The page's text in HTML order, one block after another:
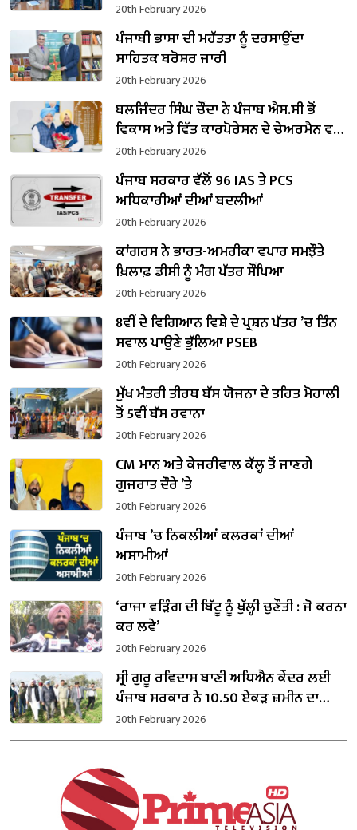
20th February 2026
ਪੰਜਾਬੀ ਭਾਸ਼ਾ ਦੀ ਮਹੱਤਤਾ ਨੂੰ ਦਰਸਾਉਂਦਾ
ਸਾਹਿਤਕ ਬਰੋਸ਼ਰ ਜਾਰੀ
20th February 2026
ਬਲਜਿੰਦਰ ਸਿੰਘ ਚੌਂਦਾ ਨੇ ਪੰਜਾਬ ਐਸ.ਸੀ ਭੋਂ
ਵਿਕਾਸ ਅਤੇ ਵਿੱਤ ਕਾਰਪੋਰੇਸ਼ਨ ਦੇ ਚੇਅਰਮੈਨ ਵਜੋਂ
ਸੰਭਾਲਿਆ ਕਾਰਜਭਾਰ
20th February 2026
ਪੰਜਾਬ ਸਰਕਾਰ ਵੱਲੋਂ 96 IAS ਤੇ PCS
ਅਧਿਕਾਰੀਆਂ ਦੀਆਂ ਬਦਲੀਆਂ
20th February 2026
ਕਾਂਗਰਸ ਨੇ ਭਾਰਤ-ਅਮਰੀਕਾ ਵਪਾਰ ਸਮਝੌਤੇ
ਖ਼ਿਲਾਫ਼ ਡੀਸੀ ਨੂੰ ਮੰਗ ਪੱਤਰ ਸੌਂਪਿਆ
20th February 2026
8ਵੀਂ ਦੇ ਵਿਗਿਆਨ ਵਿਸ਼ੇ ਦੇ ਪ੍ਰਸ਼ਨ ਪੱਤਰ ’ਚ ਤਿੰਨ
ਸਵਾਲ ਪਾਉਣੇ ਭੁੱਲਿਆ PSEB
20th February 2026
ਮੁੱਖ ਮੰਤਰੀ ਤੀਰਥ ਬੱਸ ਯੋਜਨਾ ਦੇ ਤਹਿਤ ਮੋਹਾਲੀ
ਤੋਂ 5ਵੀਂ ਬੱਸ ਰਵਾਨਾ
20th February 2026
CM ਮਾਨ ਅਤੇ ਕੇਜਰੀਵਾਲ ਕੱਲ੍ਹ ਤੋਂ ਜਾਣਗੇ
ਗੁਜਰਾਤ ਦੌਰੇ ’ਤੇ
20th February 2026
ਪੰਜਾਬ ’ਚ ਨਿਕਲੀਆਂ ਕਲਰਕਾਂ ਦੀਆਂ
ਅਸਾਮੀਆਂ
20th February 2026
‘ਰਾਜਾ ਵੜਿੰਗ ਦੀ ਬਿੱਟੂ ਨੂੰ ਖੁੱਲ੍ਹੀ ਚੁਣੌਤੀ : ਜੋ ਕਰਨਾ
ਕਰ ਲਵੇ’
20th February 2026
ਸ੍ਰੀ ਗੁਰੂ ਰਵਿਦਾਸ ਬਾਣੀ ਅਧਿਐਨ ਕੇਂਦਰ ਲਈ
ਪੰਜਾਬ ਸਰਕਾਰ ਨੇ 10.50 ਏਕੜ ਜ਼ਮੀਨ ਦਾ
ਕਬਜ਼ਾ ਲਿਆ
20th February 2026